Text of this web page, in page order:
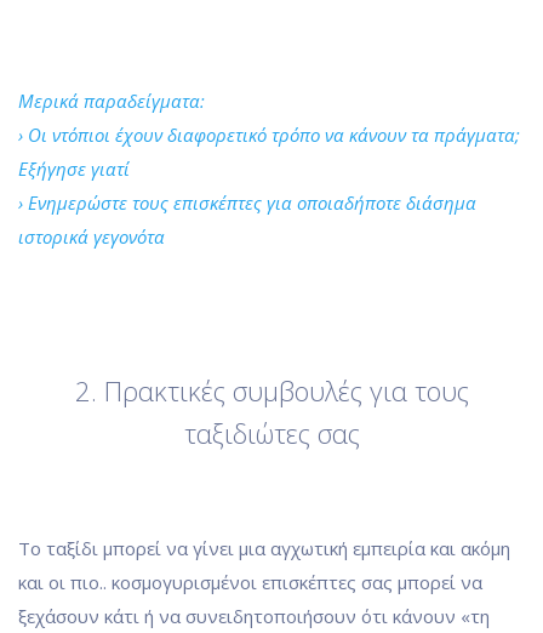
Μερικά παραδείγματα:
› Οι ντόπιοι έχουν διαφορετικό τρόπο να κάνουν τα πράγματα;
Εξήγησε γιατί
› Ενημερώστε τους επισκέπτες για οποιαδήποτε διάσημα
ιστορικά γεγονότα
2. Πρακτικές συμβουλές για τους
ταξιδιώτες σας
Το ταξίδι μπορεί να γίνει μια αγχωτική εμπειρία και ακόμη
και οι πιο.. κοσμογυρισμένοι επισκέπτες σας μπορεί να
ξεχάσουν κάτι ή να συνειδητοποιήσουν ότι κάνουν «τη